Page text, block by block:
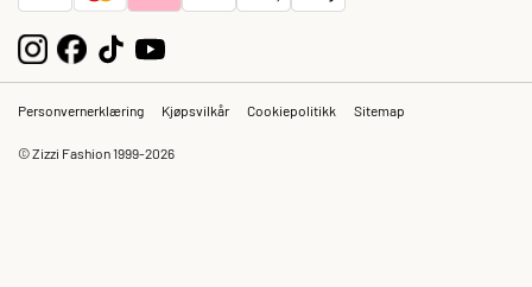
Personvernerklæring Kjøpsvilkår Cookiepolitikk Sitemap
© Zizzi Fashion 1999-2026